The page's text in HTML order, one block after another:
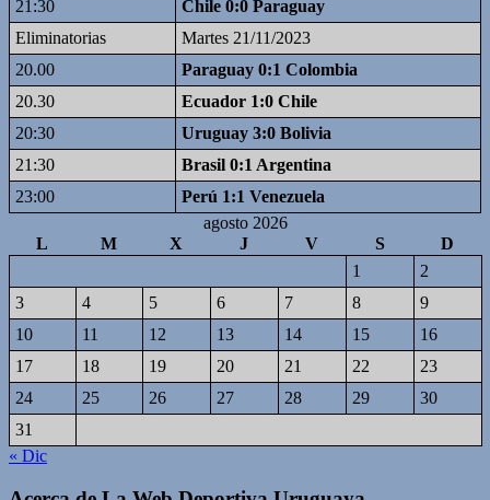
21:30
Chile 0:0 Paraguay
Eliminatorias
Martes 21/11/2023
20.00
Paraguay 0:1 Colombia
20.30
Ecuador 1:0 Chile
20:30
Uruguay 3:0 Bolivia
21:30
Brasil 0:1 Argentina
23:00
Perú 1:1 Venezuela
agosto 2026
L
M X J V S
D
1
2
3
4 5 6 7 8
9
10
11 12 13 14 15
16
17
18 19 20 21 22
23
24
25 26 27 28 29
30
31
« Dic